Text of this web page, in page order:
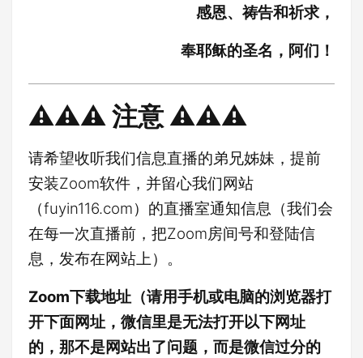
感恩、祷告和祈求，
奉耶稣的圣名，阿们！
⚠️⚠️⚠️ 注意 ⚠️⚠️⚠️
请希望收听我们信息直播的弟兄姊妹，提前
安装Zoom软件，并留心我们网站
（fuyin116.com）的直播室通知信息（我们会
在每一次直播前，把Zoom房间号和登陆信
息，发布在网站上）。
Zoom下载地址（请用手机或电脑的浏览器打
开下面网址，微信里是无法打开以下网址
的，那不是网站出了问题，而是微信过分的